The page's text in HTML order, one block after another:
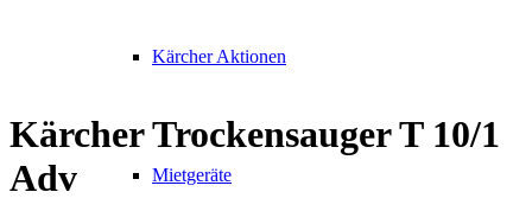
Kärcher Aktionen
Mietgeräte
Kärcher Trockensauger T 10/1
Adv